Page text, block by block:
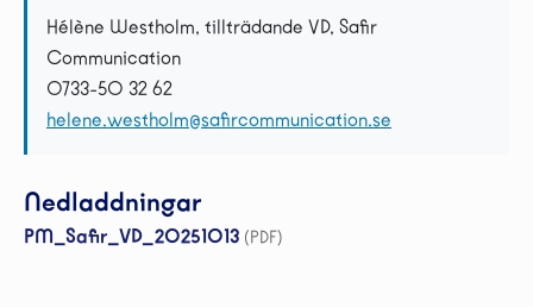
Hélène Westholm, tillträdande VD, Safir
Communication
0733-50 32 62
helene.westholm@safircommunication.se
Nedladdningar
PM_Safir_VD_20251013 (PDF)